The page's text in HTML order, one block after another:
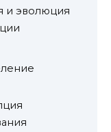
и эволюция